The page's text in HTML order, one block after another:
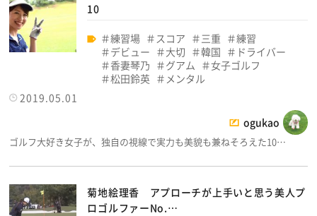
10
練習場 スコア 三重
練習
デビュー
大切 韓国
ドライバー
香妻琴乃
グアム
女子ゴルフ
松田鈴英
メンタル
2019.05.01
ogukao
ゴルフ大好き女子が、独自の視線で実力も美貌も兼ねそろえた10…
菊地絵理香 アプローチが上手いと思う美人プ
ロゴルファーNo.…